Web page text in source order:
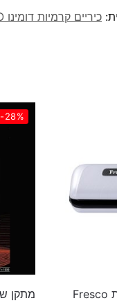
כיריים קרמיות דומינו MASIMO דגם LAV6200
מכונת ואקום ביתית מבית Fresco
-28%